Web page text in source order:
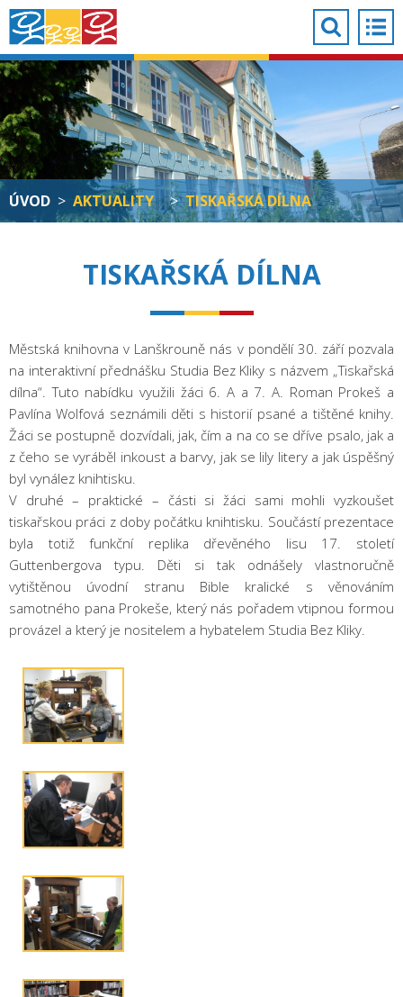
ÚVOD > AKTUALITY > TISKAŘSKÁ DÍLNA
TISKAŘSKÁ DÍLNA
Městská knihovna v Lanškrouně nás v pondělí 30. září pozvala
na interaktivní přednášku Studia Bez Kliky s názvem „Tiskařská
dílna“. Tuto nabídku využili žáci 6. A a 7. A. Roman Prokeš a
Pavlína Wolfová seznámili děti s historií psané a tištěné knihy.
Žáci se postupně dozvídali, jak, čím a na co se dříve psalo, jak a
z čeho se vyráběl inkoust a barvy, jak se lily litery a jak úspěšný
byl vynález knihtisku.
V druhé – praktické – části si žáci sami mohli vyzkoušet
tiskařskou práci z doby počátku knihtisku. Součástí prezentace
byla totiž funkční replika dřevěného lisu 17. století
Guttenbergova typu. Děti si tak odnášely vlastnoručně
vytištěnou úvodní stranu Bible kralické s věnováním
samotného pana Prokeše, který nás pořadem vtipnou formou
provázel a který je nositelem a hybatelem Studia Bez Kliky.